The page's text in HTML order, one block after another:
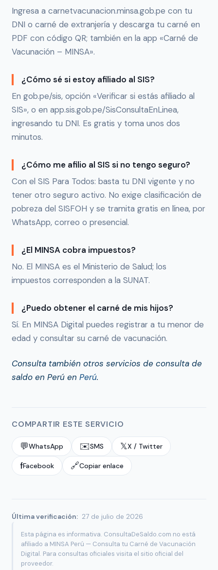
Ingresa a carnetvacunacion.minsa.gob.pe con tu
DNI o carné de extranjería y descarga tu carné en
PDF con código QR; también en la app «Carné de
Vacunación – MINSA».
¿Cómo sé si estoy afiliado al SIS?
En gob.pe/sis, opción «Verificar si estás afiliado al
SIS», o en app.sis.gob.pe/SisConsultaEnLinea,
ingresando tu DNI. Es gratis y toma unos dos
minutos.
¿Cómo me afilio al SIS si no tengo seguro?
Con el SIS Para Todos: basta tu DNI vigente y no
tener otro seguro activo. No exige clasificación de
pobreza del SISFOH y se tramita gratis en línea, por
WhatsApp, correo o presencial.
¿El MINSA cobra impuestos?
No. El MINSA es el Ministerio de Salud; los
impuestos corresponden a la SUNAT.
¿Puedo obtener el carné de mis hijos?
Sí. En MINSA Digital puedes registrar a tu menor de
edad y consultar su carné de vacunación.
Consulta también otros servicios de consulta de
saldo en Perú en Perú.
COMPARTIR ESTE SERVICIO
💬WhatsApp ✉️SMS 𝕏X / Twitter
fFacebook 🔗Copiar enlace
Última verificación: 27 de julio de 2026
Esta página es informativa. ConsultaDeSaldo.com no está
afiliado a MINSA Perú — Consulta tu Carné de Vacunación
Digital. Para consultas oficiales visita el sitio oficial del
proveedor.